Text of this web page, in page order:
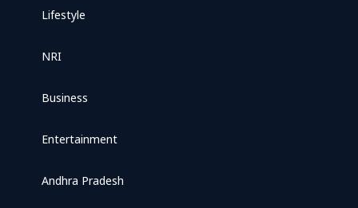
Lifestyle
NRI
Business
Entertainment
Andhra Pradesh